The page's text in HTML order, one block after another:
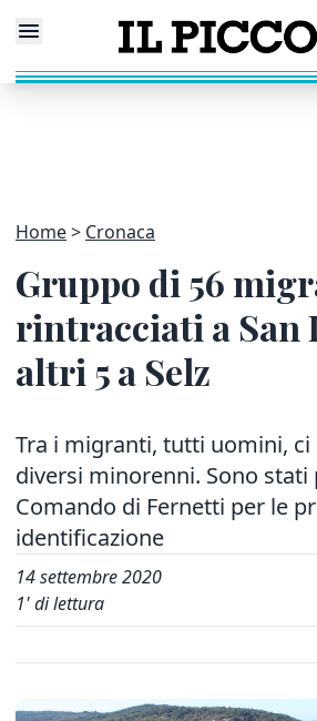
Home Cronaca
Gruppo di 56
rintracciati a San
altri 5 a Selz
Tra i migranti, tutti uomini, ci
diversi minorenni. Sono stati
Comando di Fernetti per le
identificazione
14 settembre 2020
1' di lettura